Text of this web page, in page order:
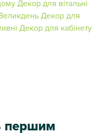
Декор для вітальні
Декор для
Декор для кабінету
першим